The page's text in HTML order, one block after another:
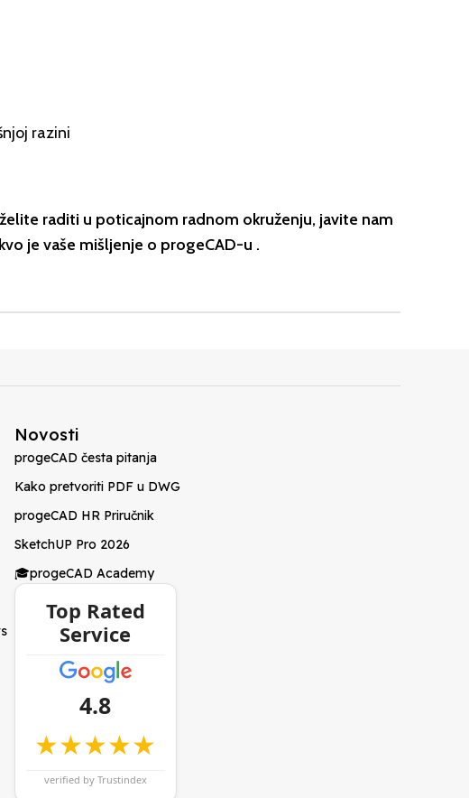
razini
raditi u poticajnom radnom okruženju, javite nam
je vaše mišljenje o progeCAD-u .
Novosti
progeCAD česta pitanja
Kako pretvoriti PDF u DWG
progeCAD HR Priručnik
SketchUP Pro 2026
🎓progeCAD Academy
Top Rated
Service
4.8
★★★★★
verified by Trustindex